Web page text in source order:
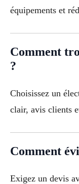
équipements et
Comment
?
Choisissez un
clair, avis clients
Comment
Exigez un devis